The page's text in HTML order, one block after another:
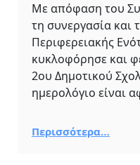
Με απόφαση του
τη συνεργασία και
Περιφερειακής
κυκλοφόρησε και
2ου Δημοτικού
ημερολόγιο είναι
Περισσότερα…